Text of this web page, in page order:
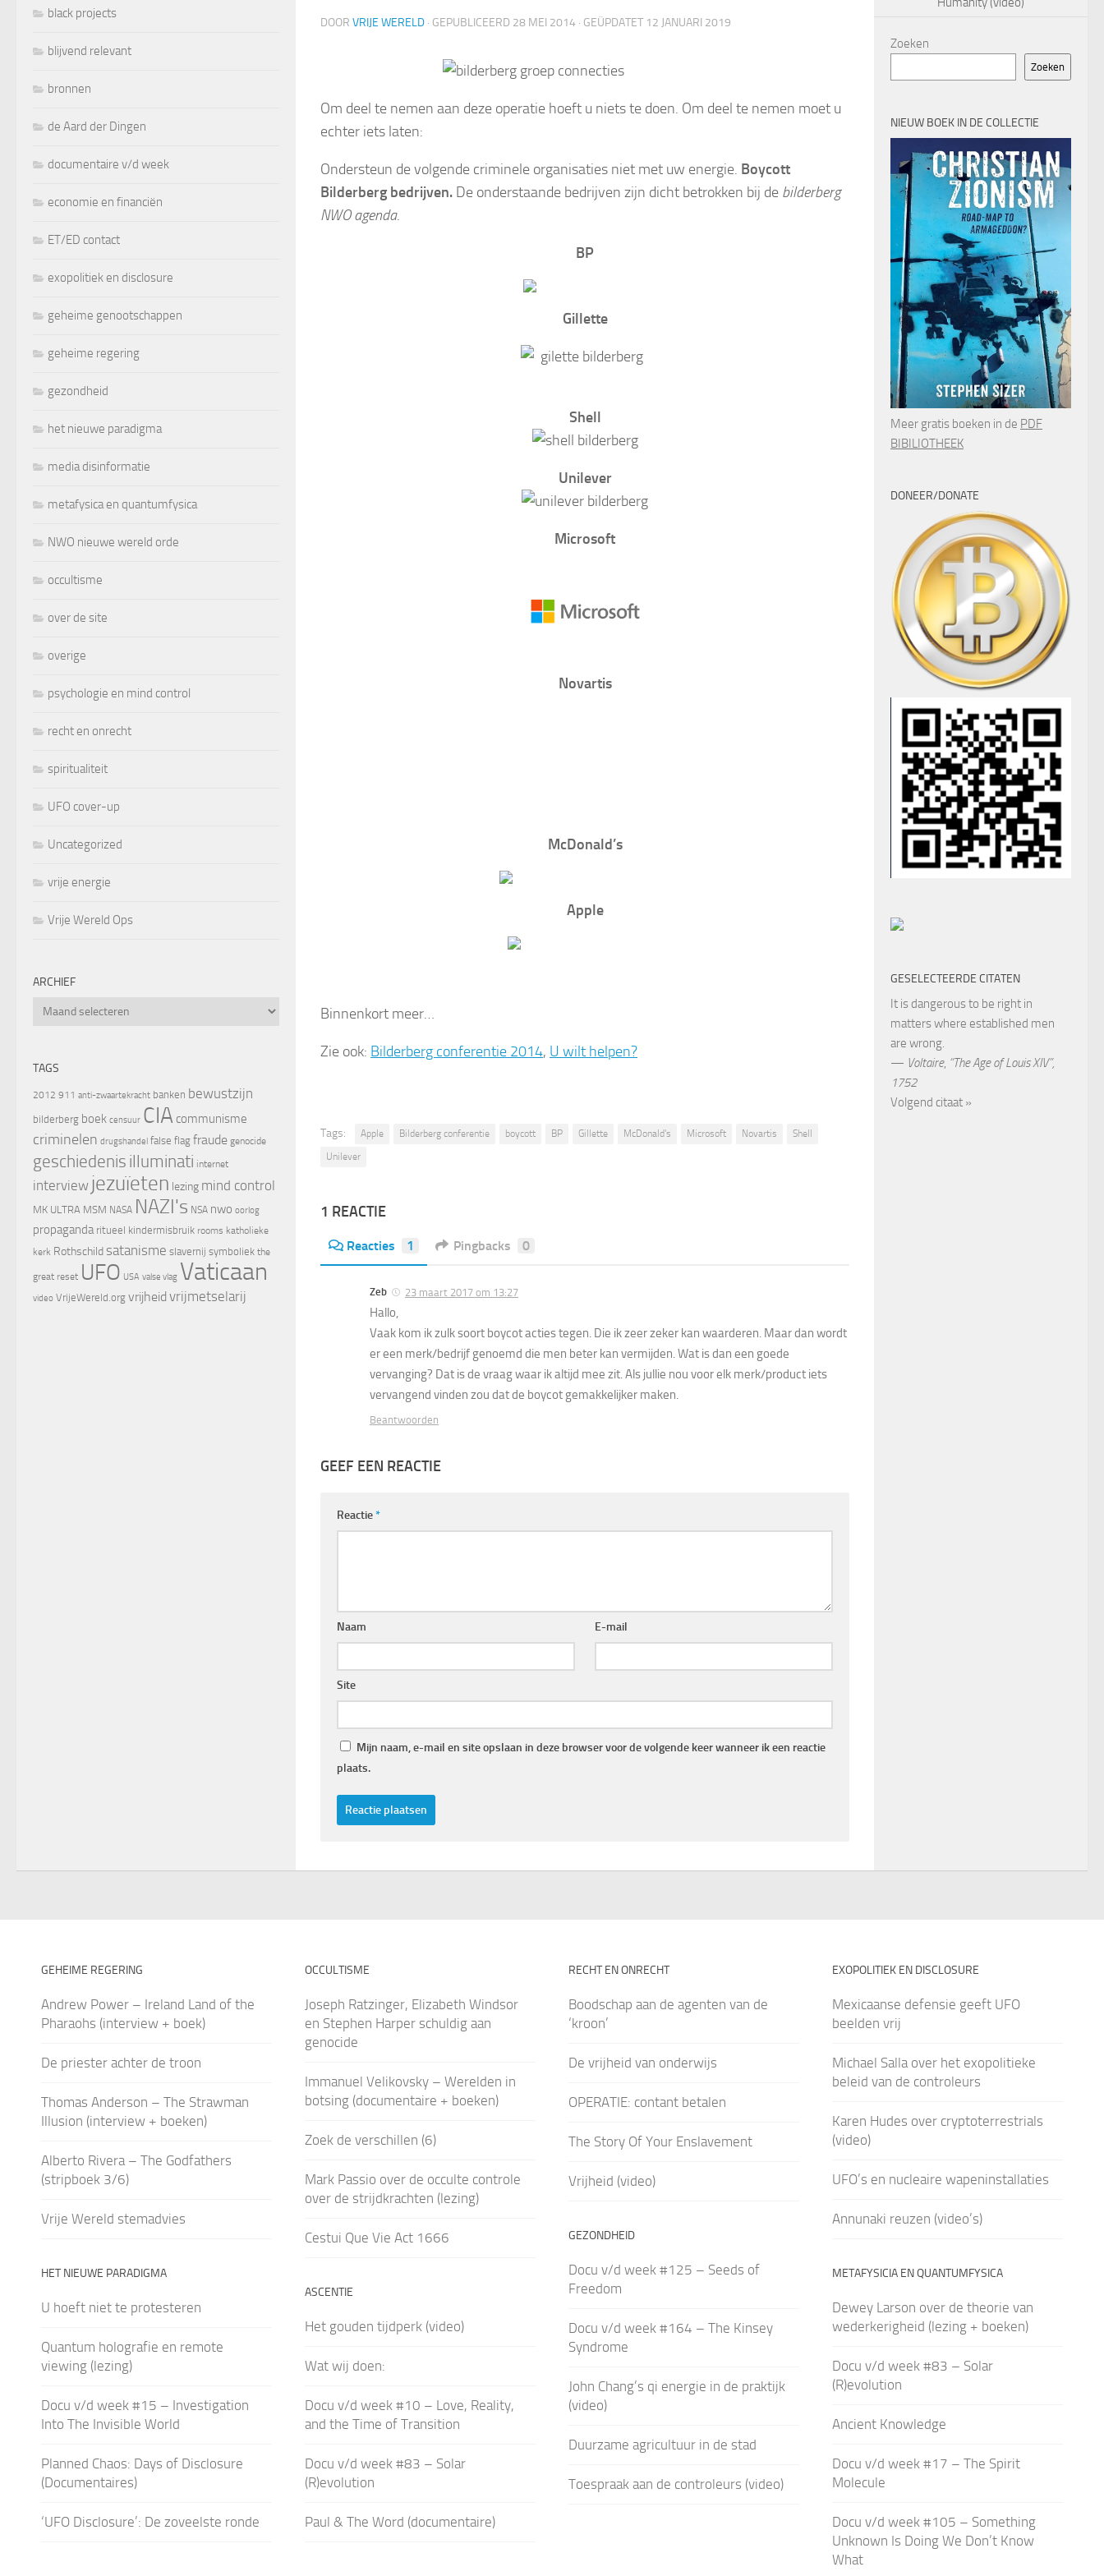
DOOR VRIJE WERELD · GEPUBLICEERD 28 MEI 2014 · GEÜPDATET 12 JANUARI 2019
Om deel te nemen aan deze operatie hoeft u niets te doen. Om deel te nemen moet u
echter iets laten:
Ondersteun de volgende criminele organisaties niet met uw energie. Boycott
Bilderberg bedrijven. De onderstaande bedrijven zijn dicht betrokken bij de bilderberg
NWO agenda.
BP
Gillette
Shell
Unilever
Microsoft
Novartis
McDonald’s
Apple
Binnenkort meer…
Zie ook: Bilderberg conferentie 2014, U wilt helpen?
Tags: Apple Bilderberg conferentie boycott BP Gillette McDonald's Microsoft Novartis
Shell
Unilever
1 REACTIE
Reacties 1 Pingbacks 0
Zeb 23 maart 2017 om 13:27
Hallo,
Vaak kom ik zulk soort boycot acties tegen. Die ik zeer zeker kan waarderen. Maar dan wordt
er een merk/bedrijf genoemd die men beter kan vermijden. Wat is dan een goede
vervanging? Dat is de vraag waar ik altijd mee zit. Als jullie nou voor elk merk/product iets
vervangend vinden zou dat de boycot gemakkelijker maken.
Beantwoorden
GEEF EEN REACTIE
Reactie*
Naam E-mail
Site
Mijn naam, e-mail en site opslaan in deze browser voor de volgende keer wanneer ik een reactie
plaats.
black projects
blijvend relevant
bronnen
de Aard der Dingen
documentaire v/d week
economie en financiën
ET/ED contact
exopolitiek en disclosure
geheime genootschappen
geheime regering
gezondheid
het nieuwe paradigma
media disinformatie
metafysica en quantumfysica
NWO nieuwe wereld orde
occultisme
over de site
overige
psychologie en mind control
recht en onrecht
spiritualiteit
UFO cover-up
Uncategorized
vrije energie
Vrije Wereld Ops
ARCHIEF
Archief
TAGS
2012 911 anti-zwaartekracht banken bewustzijn
bilderberg boek censuur CIA communisme
criminelen drugshandel false flag fraude genocide
geschiedenis illuminati internet
interview jezuïeten lezing mind control
MK ULTRA MSM NASA NAZI's NSA nwo oorlog
propaganda ritueel kindermisbruik rooms katholieke
kerk Rothschild satanisme slavernij symboliek the
great reset UFO USA valse vlag Vaticaan
video VrijeWereld.org vrijheid vrijmetselarij
Zoeken
Zoeken
NIEUW BOEK IN DE COLLECTIE
Meer gratis boeken in de PDF
BIBILIOTHEEK
DONEER/DONATE
GESELECTEERDE CITATEN
It is dangerous to be right in
matters where established men
are wrong.
— Voltaire, “The Age of Louis XIV”,
1752
Volgend citaat »
GEHEIME REGERING
Andrew Power – Ireland Land of the
Pharaohs (interview + boek)
De priester achter de troon
Thomas Anderson – The Strawman
Illusion (interview + boeken)
Alberto Rivera – The Godfathers
(stripboek 3/6)
Vrije Wereld stemadvies
HET NIEUWE PARADIGMA
U hoeft niet te protesteren
Quantum holografie en remote
viewing (lezing)
Docu v/d week #15 – Investigation
Into The Invisible World
Planned Chaos: Days of Disclosure
(Documentaires)
‘UFO Disclosure’: De zoveelste ronde
OCCULTISME
Joseph Ratzinger, Elizabeth Windsor
en Stephen Harper schuldig aan
genocide
Immanuel Velikovsky – Werelden in
botsing (documentaire + boeken)
Zoek de verschillen (6)
Mark Passio over de occulte controle
over de strijdkrachten (lezing)
Cestui Que Vie Act 1666
ASCENTIE
Het gouden tijdperk (video)
Wat wij doen:
Docu v/d week #10 – Love, Reality,
and the Time of Transition
Docu v/d week #83 – Solar
(R)evolution
Paul & The Word (documentaire)
RECHT EN ONRECHT
Boodschap aan de agenten van de
‘kroon’
De vrijheid van onderwijs
OPERATIE: contant betalen
The Story Of Your Enslavement
Vrijheid (video)
GEZONDHEID
Docu v/d week #125 – Seeds of
Freedom
Docu v/d week #164 – The Kinsey
Syndrome
John Chang’s qi energie in de praktijk
(video)
Duurzame agricultuur in de stad
Toespraak aan de controleurs (video)
EXOPOLITIEK EN DISCLOSURE
Mexicaanse defensie geeft UFO
beelden vrij
Michael Salla over het exopolitieke
beleid van de controleurs
Karen Hudes over cryptoterrestrials
(video)
UFO’s en nucleaire wapeninstallaties
Annunaki reuzen (video’s)
METAFYSICIA EN QUANTUMFYSICA
Dewey Larson over de theorie van
wederkerigheid (lezing + boeken)
Docu v/d week #83 – Solar
(R)evolution
Ancient Knowledge
Docu v/d week #17 – The Spirit
Molecule
Docu v/d week #105 – Something
Unknown Is Doing We Don’t Know
What